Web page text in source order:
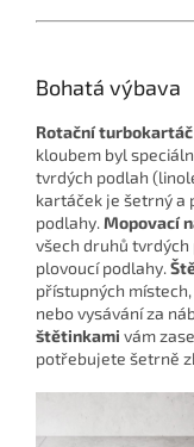
Bohatá výbava
Rotační turbokartáč
kloubem byl
tvrdých podlah
kartáček je šetrný a
podlahy.Mopovací
všech druhů tvrdých
plovoucí podlahy.
přístupných
nebo vysávání za
štětinkami vám
potřebujete šetrně